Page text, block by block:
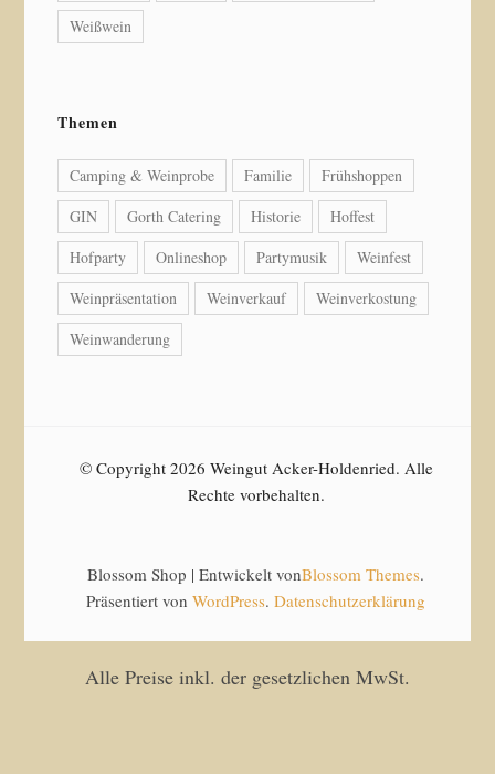
Weißwein
Themen
Camping & Weinprobe Familie
Frühshoppen
GIN
Gorth Catering Historie
Hoffest
Hofparty
Onlineshop Partymusik
Weinfest
Weinpräsentation
Weinverkauf
Weinverkostung
Weinwanderung
© Copyright 2026 Weingut Acker-Holdenried. Alle
Rechte vorbehalten.
Blossom Shop | Entwickelt vonBlossom Themes.
Präsentiert von WordPress. Datenschutzerklärung
Alle Preise inkl. der gesetzlichen MwSt.